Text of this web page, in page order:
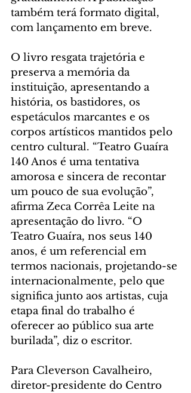
também terá formato digital,
com lançamento em breve.
O livro resgata trajetória e
preserva a memória da
instituição, apresentando a
história, os bastidores, os
espetáculos marcantes e os
corpos artísticos mantidos pelo
centro cultural. “Teatro Guaíra
140 Anos é uma tentativa
amorosa e sincera de recontar
um pouco de sua evolução”,
afirma Zeca Corrêa Leite na
apresentação do livro. “O
Teatro Guaíra, nos seus 140
anos, é um referencial em
termos nacionais, projetando-se
internacionalmente, pelo que
significa junto aos artistas, cuja
etapa final do trabalho é
oferecer ao público sua arte
burilada”, diz o escritor.
Para Cleverson Cavalheiro,
diretor-presidente do Centro